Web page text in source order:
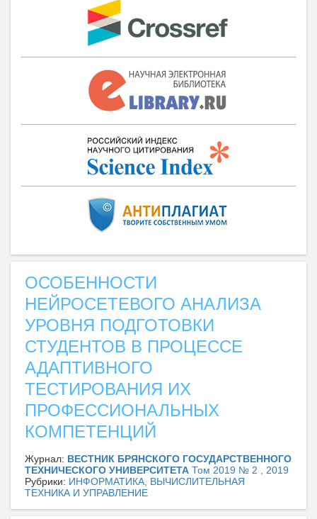
ОСОБЕННОСТИ
НЕЙРОСЕТЕВОГО АНАЛИЗА
УРОВНЯ ПОДГОТОВКИ
СТУДЕНТОВ В ПРОЦЕССЕ
АДАПТИВНОГО
ТЕСТИРОВАНИЯ ИХ
ПРОФЕССИОНАЛЬНЫХ
КОМПЕТЕНЦИЙ
Журнал: ВЕСТНИК БРЯНСКОГО ГОСУДАРСТВЕННОГО
ТЕХНИЧЕСКОГО УНИВЕРСИТЕТА Том 2019 № 2 , 2019
Рубрики: ИНФОРМАТИКА, ВЫЧИСЛИТЕЛЬНАЯ
ТЕХНИКА И УПРАВЛЕНИЕ